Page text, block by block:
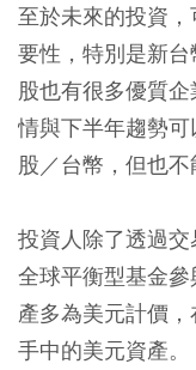
至於未來的投資
要性，特別是新
股也有很多優質
情與下半年趨勢
股／台幣，但也不
投資人除了透過交
全球平衡型基金
產多為美元計價
手中的美元資產。